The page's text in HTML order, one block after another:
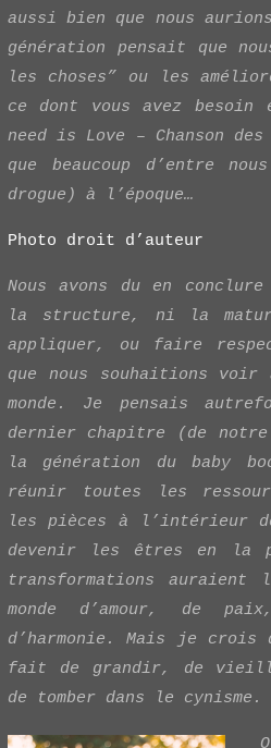
aussi bien que nous
génération pensait que
les choses” ou les
ce dont vous avez besoin
need is Love – Chanson
que beaucoup d’entre
drogue) à l’époque…
Photo droit d’auteur
Nous avons du en
la structure, ni la
appliquer, ou faire
que nous souhaitions voir
monde. Je pensais
dernier chapitre (de
la génération du baby
réunir toutes les
les pièces à l’intérieur
devenir les êtres en la
transformations auraient
monde d’amour, de
d’harmonie. Mais je crois
fait de grandir, de
de tomber dans le cynisme.